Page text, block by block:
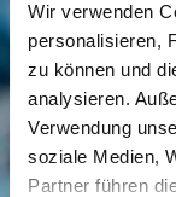
Wir verwenden
personalisieren,
zu können und
analysieren.
Verwendung
soziale Medien,
Partner führen